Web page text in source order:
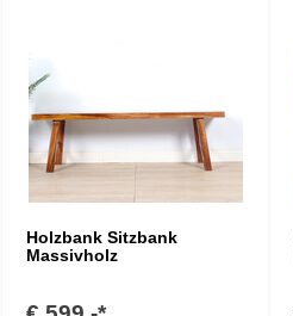
Holzbank Sitzbank
Massivholz